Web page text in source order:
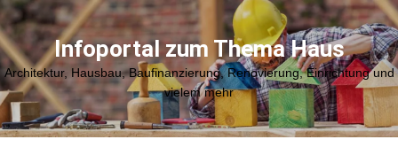
Zum
Inhalt
springenInfoportal zum Thema Haus
Architektur, Hausbau, Baufinanzierung, Renovierung, Einrichtung und
vielem mehr